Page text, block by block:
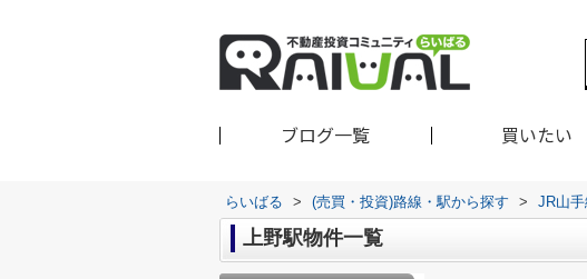
ブログ一覧 買いたい
らいばる > (売買・投資)路線・駅から探す > JR山手
上野駅物件一覧